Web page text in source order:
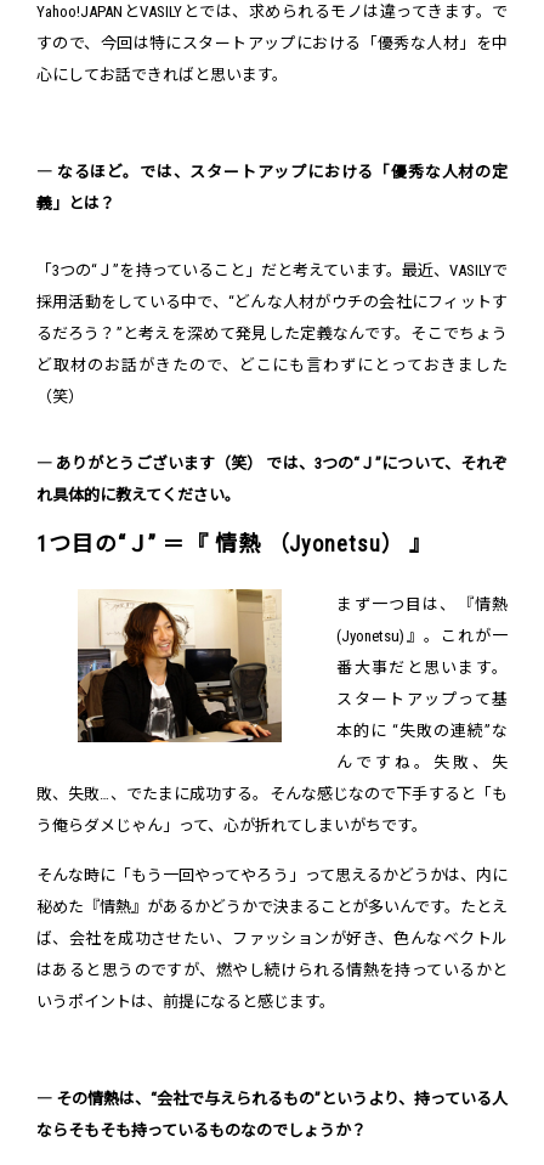
Yahoo!JAPANとVASILYとでは、求められるモノは違ってきます。で
すので、今回は特にスタートアップにおける「優秀な人材」を中
心にしてお話できればと思います。
― なるほど。では、スタートアップにおける「優秀な人材の定
義」とは？
「3つの“Ｊ”を持っていること」だと考えています。最近、VASILYで
採用活動をしている中で、“どんな人材がウチの会社にフィットす
るだろう？”と考えを深めて発見した定義なんです。そこでちょう
ど取材のお話がきたので、どこにも言わずにとっておきました
（笑）
― ありがとうございます（笑） では、3つの“Ｊ”について、それぞ
れ具体的に教えてください。
1つ目の“Ｊ” ＝『 情熱 （Jyonetsu） 』
まず一つ目は、『情熱
(Jyonetsu)』。これが一
番大事だと思います。
スタートアップって基
本的に “失敗の連続”な
んですね。失敗、失
敗、失敗…、でたまに成功する。そんな感じなので下手すると「も
う俺らダメじゃん」って、心が折れてしまいがちです。
そんな時に「もう一回やってやろう」って思えるかどうかは、内に
秘めた『情熱』があるかどうかで決まることが多いんです。たとえ
ば、会社を成功させたい、ファッションが好き、色んなベクトル
はあると思うのですが、燃やし続けられる情熱を持っているかと
いうポイントは、前提になると感じます。
― その情熱は、“会社で与えられるもの”というより、持っている人
ならそもそも持っているものなのでしょうか？